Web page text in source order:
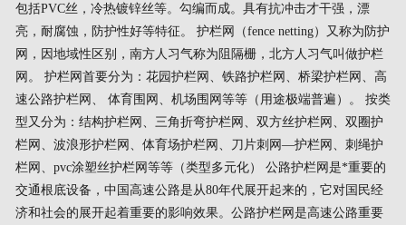
包括PVC丝，冷热镀锌丝等。勾编而成。具有抗冲击才干强，漂
亮，耐腐蚀，防护性好等特征。 护栏网（fence netting）又称为防护
网，因地域性区别，南方人习气称为阻隔栅，北方人习气叫做护栏
网。 护栏网首要分为：花园护栏网、铁路护栏网、桥梁护栏网、高
速公路护栏网、 体育围网、机场围网等等（用途极端普遍）。 按类
型又分为：结构护栏网、三角折弯护栏网、双方丝护栏网、双圈护
栏网、波浪形护栏网、体育场护栏网、刀片刺网—护栏网、刺绳护
栏网、pvc涂塑丝护栏网等等（类型多元化） 公路护栏网是*重要的
交通根底设备，中国高速公路是从80年代展开起来的，它对国民经
济和社会的展开起着重要的影响效果。公路护栏网是高速公路重要